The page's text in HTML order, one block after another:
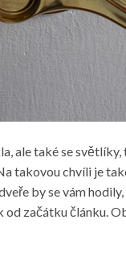
ale také se
takovou chvíli je
by se vám
od začátku článku.